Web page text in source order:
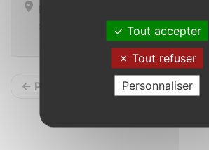
Saint Vincent sur Oust
← Précédents
Tout accepter
Tout refuser
Personnaliser